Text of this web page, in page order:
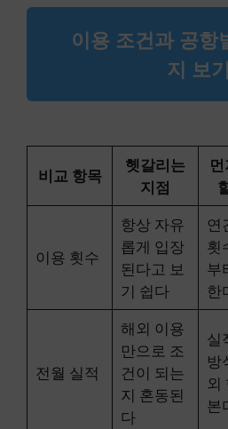
이용 조건과 공항
지 보기
비교 항목
헷갈리는
지점
이용 횟수
항상 자유
롭게 입장
된다고 보
기 쉽다
연
횟
부
한
전월 실적
해외 이용
만으로 조
건이 되는
지 혼동된
다
실
방
외
본